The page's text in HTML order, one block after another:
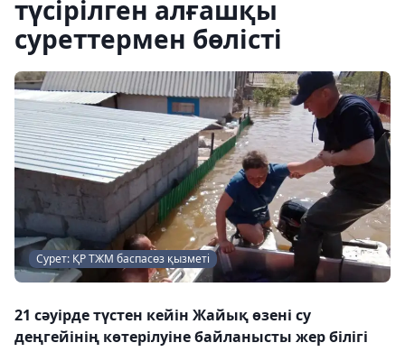
түсірілген алғашқы
суреттермен бөлісті
Сурет: ҚР ТЖМ баспасөз қызметі
21 сәуірде түстен кейін Жайық өзені су
деңгейінің көтерілуіне байланысты жер білігі